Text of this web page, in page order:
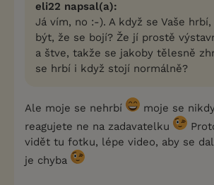
eli22 napsal(a):
Já vím, no :-). A když se Vaše
být, že se bojí? Že jí prostě
a štve, takže se jakoby tělesně
se hrbí i když stojí normálně?
Ale moje se nehrbí
moje se
reagujete ne na zadavatelku
vidět tu fotku, lépe video, aby se
je chyba